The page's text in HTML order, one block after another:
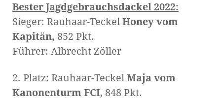
Bester Jagdgebrauchsdackel 2022:
Sieger: Rauhaar-Teckel Honey vom
Kapitän, 852 Pkt.
Führer: Albrecht Zöller
2. Platz: Rauhaar-Teckel Maja vom
Kanonenturm FCI, 848 Pkt.